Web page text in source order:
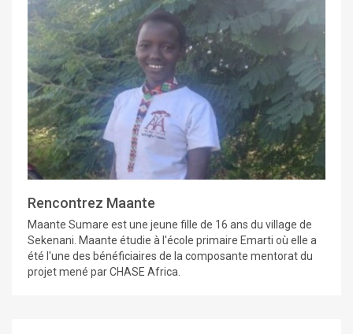
Rencontrez Maante
Maante Sumare est une jeune fille de 16 ans du village de
Sekenani. Maante étudie à l'école primaire Emarti où elle a
été l'une des bénéficiaires de la composante mentorat du
projet mené par CHASE Africa.